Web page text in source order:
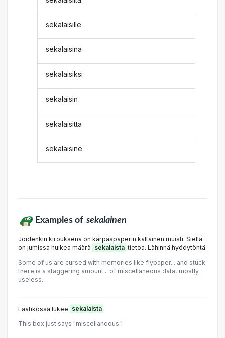
sekalaisille
sekalaisina
sekalaisiksi
sekalaisin
sekalaisitta
sekalaisine
Examples of sekalainen
Joidenkin kirouksena on kärpäspaperin kaltainen muisti. Siellä
on jumissa huikea määrä sekalaista tietoa. Lähinnä hyödytöntä.
Some of us are cursed with memories like flypaper... and stuck
there is a staggering amount... of miscellaneous data, mostly
useless.
Laatikossa lukee sekalaista .
This box just says "miscellaneous."